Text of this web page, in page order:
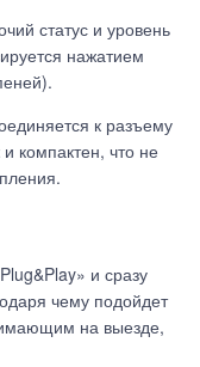
статус и уровень
нажатием
к разъему
компактен, что не
и сразу
чему подойдет
на выезде,